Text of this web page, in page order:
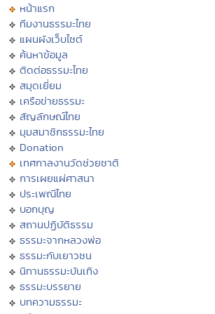
หน้าแรก
ทีมงานธรรมะไทย
แผนผังเว็บไซต์
ค้นหาข้อมูล
ติดต่อธรรมะไทย
สมุดเยี่ยม
เครือข่ายธรรมะ
สัญลักษณ์ไทย
มุมสมาชิกธรรมะไทย
Donation
เทศกาลงานวัดช่วยชาติ
การเผยแผ่ศาสนา
ประเพณีไทย
บอกบุญ
สถานปฏิบัติธรรม
ธรรมะจากหลวงพ่อ
ธรรมะกับเยาวชน
นิทานธรรมะบันเทิง
ธรรมะบรรยาย
บทความธรรมะ